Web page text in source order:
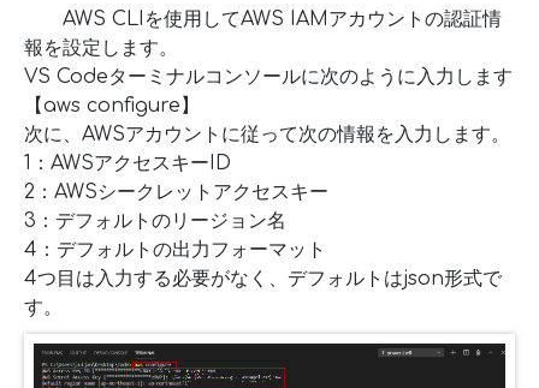
AWS CLIを使用してAWS IAMアカウントの認証情
報を設定します。
VS Codeターミナルコンソールに次のように入力します
【aws configure】
次に、AWSアカウントに従って次の情報を入力します。
1：AWSアクセスキーID
2：AWSシークレットアクセスキー
3：デフォルトのリージョン名
4：デフォルトの出力フォーマット
4つ目は入力する必要がなく、デフォルトはjson形式で
す。